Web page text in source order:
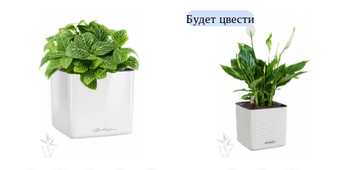
Будет цвести